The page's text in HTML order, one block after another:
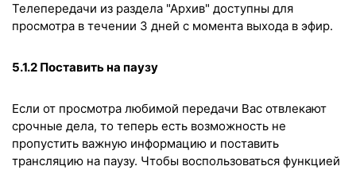
Телепередачи из раздела "Архив" доступны для
просмотра в течении 3 дней с момента выхода в эфир.
5.1.2 Поставить на паузу
Если от просмотра любимой передачи Вас отвлекают
срочные дела, то теперь есть возможность не
пропустить важную информацию и поставить
трансляцию на паузу. Чтобы воспользоваться функцией